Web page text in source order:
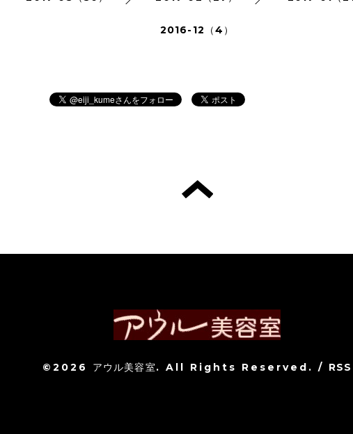
2016-12（4）
©2026 アウル美容室. All Rights Reserved. / RSS